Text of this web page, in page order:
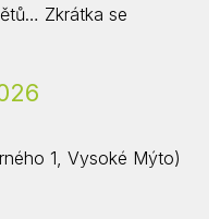
Zkrátka se
1, Vysoké Mýto)